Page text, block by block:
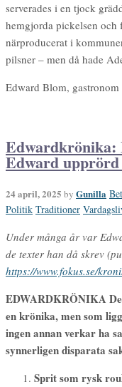
serverades i en tjock
hemgjorda pickelsen och
närproducerat i
pilsner – men då hade
Edward Blom,
Edwardkrönika:
Edward upprörd
24 april, 2025 by Gunilla
Politik Traditioner
Under många år var
de texter han då skrev
https://www.fokus.se/
EDWARDKRÖNIKA
en krönika, men som
ingen annan verkar ha
synnerligen disparata
Sprit som rysk